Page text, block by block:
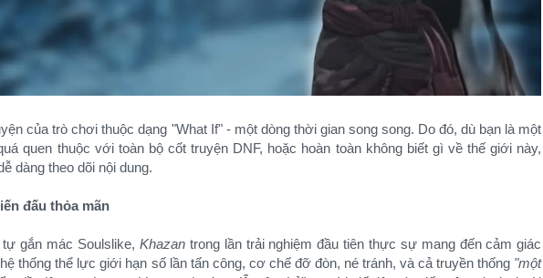
của trò chơi thuộc dạng "What If" - một dòng thời gian song song. Do đó, dù bạn là một
quen thuộc với toàn bộ cốt truyện DNF, hoặc hoàn toàn không biết gì về thế giới này,
dàng theo dõi nội dung.
đấu thỏa mãn
gắn mác Soulslike, Khazantrong lần trải nghiệm đầu tiên thực sự mang đến cảm giác
thống thể lực giới hạn số lần tấn công, cơ chế đỡ đòn, né tránh, và cả truyền thống "một